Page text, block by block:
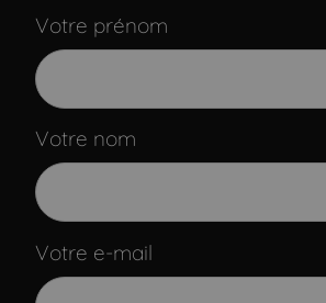
Votre prénom
Votre nom
Votre e-mail